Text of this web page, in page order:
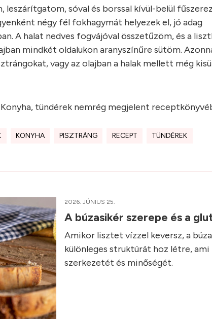
sóval és borssal kívül-belül
négy fél fokhagymát helyezek el, jó adag
A halat nedves fogvájóval összetűzöm, és a
mindkét oldalukon aranyszínűre sütöm.
vagy az olajban a halak mellett még
Konyha, tündérek nemrég megjelent
KONYHA PISZTRÁNG RECEPT TÜNDÉREK
2026. JÚNIUS 25.
A búzasikér szerepe és a
Amikor lisztet vízzel keversz, a
különleges struktúrát hoz létre,
szerkezetét és minőségét.